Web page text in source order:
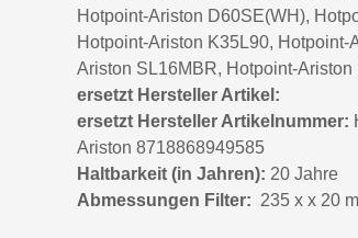
Hotpoint-Ariston D60SE(WH),
Hotpoint-Ariston K35L90,
Ariston SL16MBR, Hotpoint-
ersetzt Hersteller Artikel:
ersetzt Hersteller Artikelnummer:
Ariston 8718868949585
Haltbarkeit (in Jahren): 20 Jahre
Abmessungen Filter: 235 x x 20